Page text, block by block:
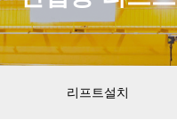
리프트설치